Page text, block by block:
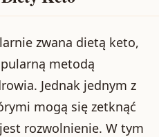
zwana dietą keto,
metodą
Jednak jednym z
mogą się zetknąć
rozwolnienie. W tym